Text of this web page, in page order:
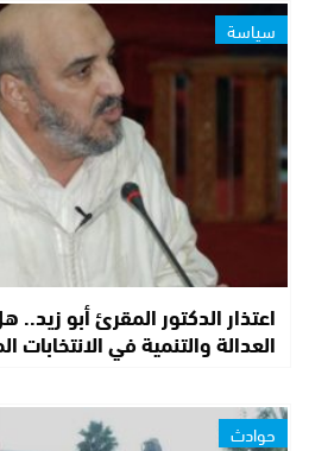
سياسة
اعتذار الدكتور المقرئ أبو
العدالة والتنمية في الانتخابات
حوادث